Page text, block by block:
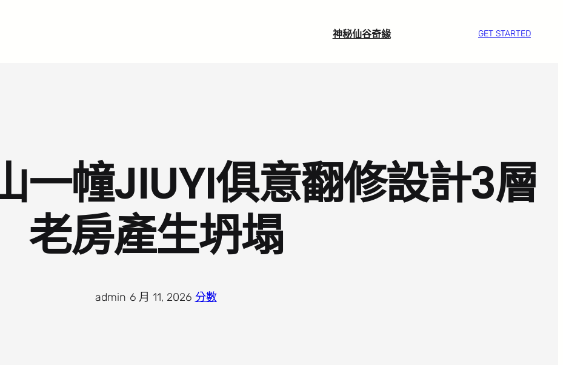
神秘仙谷奇緣 GET STARTED
一幢JIUYI俱意翻修設計3層
老房產生坍塌
admin 6 月 11, 2026· 分數